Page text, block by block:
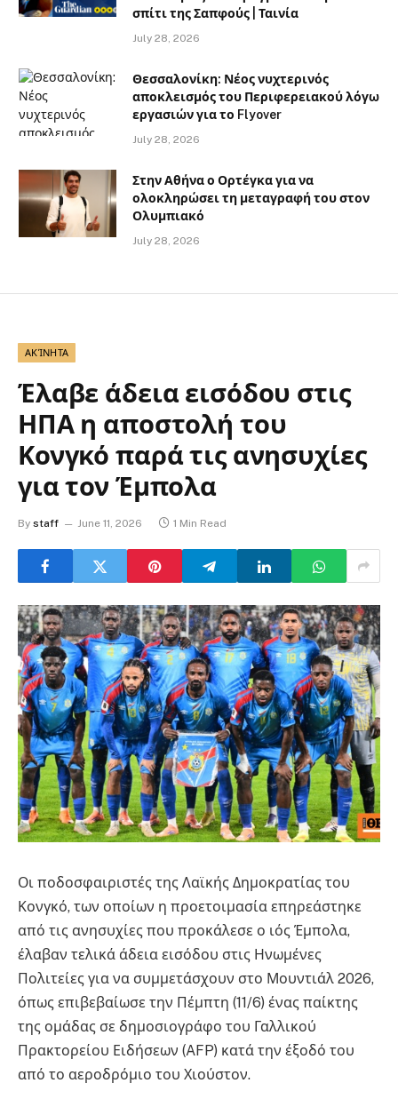
σπίτι της Σαπφούς | Ταινία
July 28, 2026
Θεσσαλονίκη: Νέος νυχτερινός
αποκλεισμός του Περιφερειακού λόγω
εργασιών για το Flyover
July 28, 2026
Στην Αθήνα ο Ορτέγκα για να
ολοκληρώσει τη μεταγραφή του στον
Ολυμπιακό
July 28, 2026
ΑΚΊΝΗΤΑ
Έλαβε άδεια εισόδου στις
ΗΠΑ η αποστολή του
Κονγκό παρά τις ανησυχίες
για τον Έμπολα
By staff June 11, 2026 1 Min Read
Οι ποδοσφαιριστές της Λαϊκής Δημοκρατίας του
Κονγκό, των οποίων η προετοιμασία επηρεάστηκε
από τις ανησυχίες που προκάλεσε ο ιός Έμπολα,
έλαβαν τελικά άδεια εισόδου στις Ηνωμένες
Πολιτείες για να συμμετάσχουν στο Μουντιάλ 2026,
όπως επιβεβαίωσε την Πέμπτη (11/6) ένας παίκτης
της ομάδας σε δημοσιογράφο του Γαλλικού
Πρακτορείου Ειδήσεων (AFP) κατά την έξοδό του
από το αεροδρόμιο του Χιούστον.